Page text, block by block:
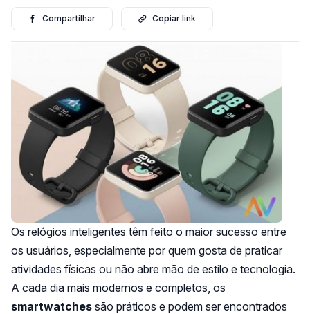
Compartilhar Copiar link
Os relógios inteligentes têm feito o maior sucesso entre
os usuários, especialmente por quem gosta de praticar
atividades físicas ou não abre mão de estilo e tecnologia.
A cada dia mais modernos e completos, os
smartwatches são práticos e podem ser encontrados